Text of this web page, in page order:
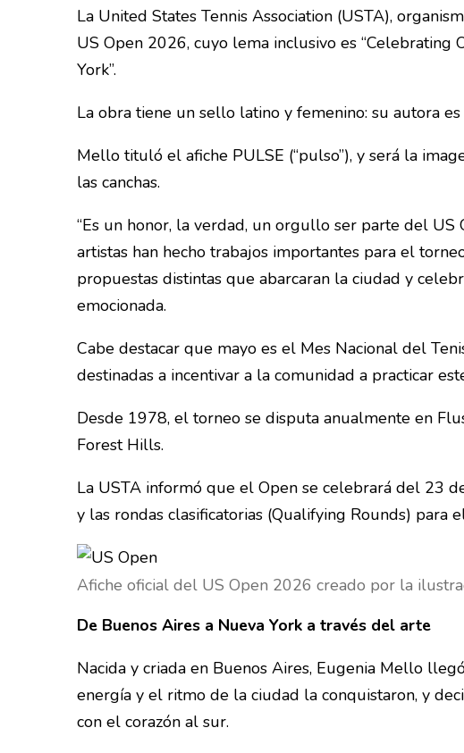
La United States Tennis Association (USTA),
US Open 2026, cuyo lema inclusivo es “Celebrating
York”.
La obra tiene un sello latino y femenino: su autora
Mello tituló el afiche PULSE (“pulso”), y será la
las canchas.
“Es un honor, la verdad, un orgullo ser parte del
artistas han hecho trabajos importantes para el
propuestas distintas que abarcaran la ciudad y
emocionada.
Cabe destacar que mayo es el Mes Nacional del
destinadas a incentivar a la comunidad a practicar
Desde 1978, el torneo se disputa anualmente en
Forest Hills.
La USTA informó que el Open se celebrará del 23
y las rondas clasificatorias (Qualifying Rounds)
Afiche oficial del US Open 2026 creado por la
De Buenos Aires a Nueva York a través del arte
Nacida y criada en Buenos Aires, Eugenia Mello
energía y el ritmo de la ciudad la conquistaron, y
con el corazón al sur.